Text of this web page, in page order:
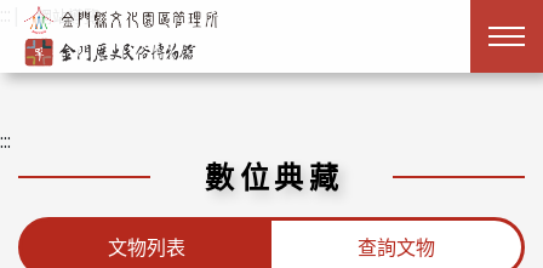
跳到主要內容
網站導覽
:::
數位典藏
文物列表 查詢文物